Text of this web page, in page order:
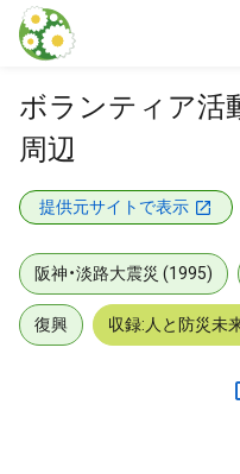
本文に飛ぶ
ボランティア
周辺
提供元サイトで表示
阪神・淡路大震災 (1995)
復興 収録:人と防災